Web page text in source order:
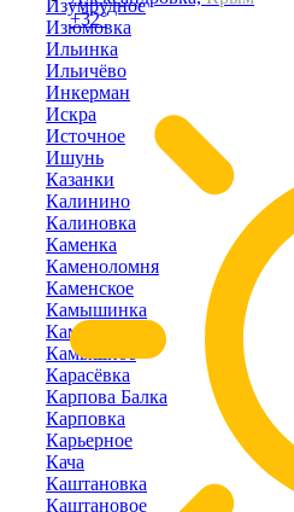
+32°
Изумрудное
Изюмовка
Ильинка
Ильичёво
Инкерман
Искра
Источное
Ишунь
Казанки
Калинино
Калиновка
Каменка
Каменоломня
Каменское
Камышинка
Камышлы
Камышное
Карасёвка
Карпова Балка
Карповка
Карьерное
Кача
Каштановка
Каштановое